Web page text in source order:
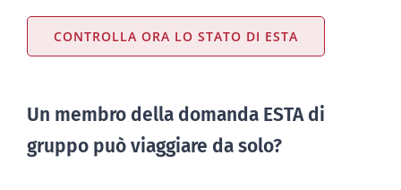
CONTROLLA ORA LO STATO DI ESTA
Un membro della domanda ESTA di
gruppo può viaggiare da solo?